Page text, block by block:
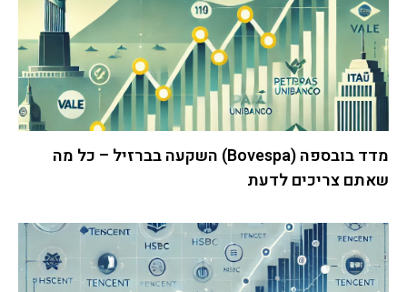
מדד בובספה (Bovespa) השקעה בברזיל – כל מה
שאתם צריכים לדעת